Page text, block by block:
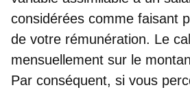
considérées comme faisant
de votre rémunération. Le
mensuellement sur le
Par conséquent, si vous